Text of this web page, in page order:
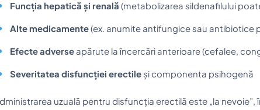
Funcția hepatică și renală (metabolizarea sildenafilului
Alte medicamente(ex. anumite antifungice sau antibiotice
Efecte adverse apărute la încercări anterioare (cefalee,
Severitatea disfuncției erectile și componenta psihogenă
uzuală pentru disfuncția erectilă este „la